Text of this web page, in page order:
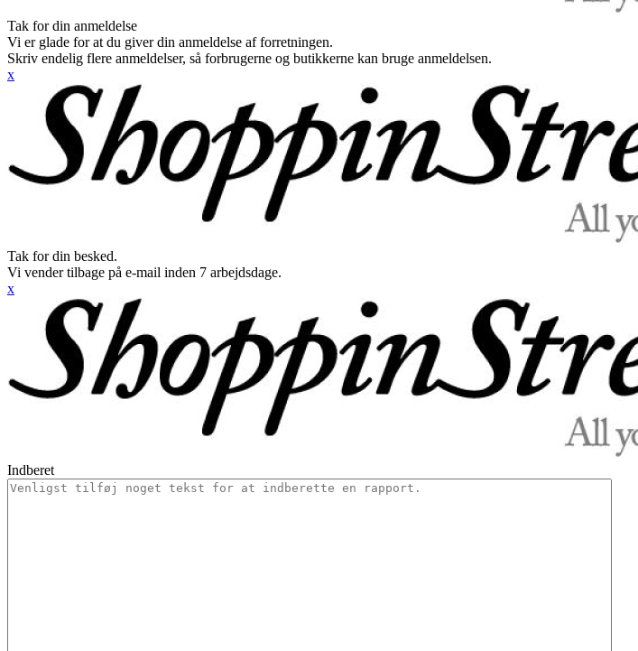
Tak for din anmeldelse
Vi er glade for at du giver din anmeldelse af forretningen.
Skriv endelig flere anmeldelser, så forbrugerne og butikkerne kan bruge anmeldelsen.
x
Tak for din besked.
Vi vender tilbage på e-mail inden 7 arbejdsdage.
x
Indberet